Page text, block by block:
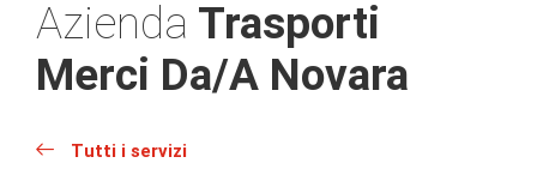
Azienda Trasporti
Merci Da/a Novara
Tutti i servizi